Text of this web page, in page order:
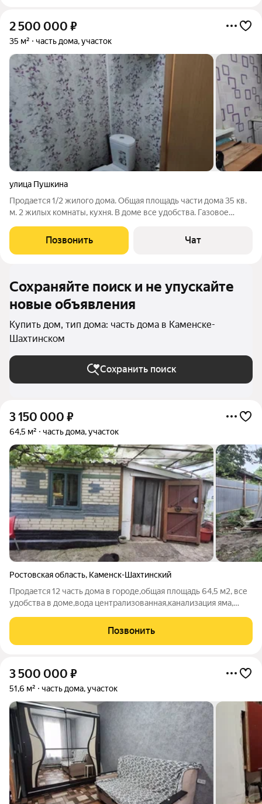
2 500 000 ₽
35 м² часть дома, участок
улица Пушкина
Продается 1/2 жилого дома. Общая площадь части дома 35 кв.
м. 2 жилых комнаты, кухня. В доме все удобства. Газовое
Позвонить Чат
Сохраняйте поиск и не упускайте
новые объявления
Купить дом, тип дома: часть дома в Каменске-
Шахтинском
Сохранить поиск
3 150 000 ₽
64,5 м² часть дома, участок
Ростовская область, Каменск-Шахтинский
Продается 12 часть дома в городе,общая площадь 64,5 м2, все
удобства в доме,вода централизованная,канализация яма,
состояние,на участке есть гараж,летняя кухня,подвал,хоз
постройки. номер в базе 350,7
Позвонить
3 500 000 ₽
51,6 м² часть дома, участок